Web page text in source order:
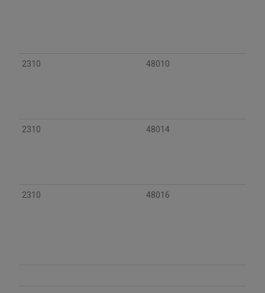
2310 48010
2310 48014
2310 48016